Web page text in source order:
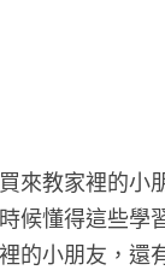
來教家裡的小
候懂得這些學
的小朋友，還